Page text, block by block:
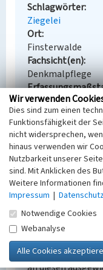
Schlagwörter
Ziegelei
Ort
Finsterwalde
Fachsicht(en)
Denkmalpflege
Keine Angabe
Übernahme aus
Empfohlene
Der hier
Lizenz dl-by-de/
angezeigten
zusätzlichen
Wir verwenden
Dies sind zum einen
Funktionsfähigkeit der
nicht widersprechen,
hinaus verwenden wir
Nutzbarkeit unserer
sind. Mit Anklicken des
Weitere Informationen
Impressum |
Notwendige Cookies
Webanalyse